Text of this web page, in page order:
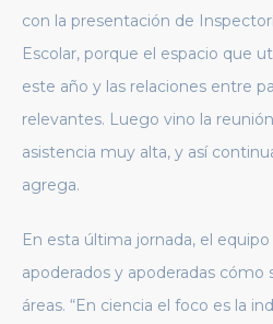
con la presentación de
Escolar, porque el espacio que
este año y las relaciones entre
relevantes. Luego vino la
asistencia muy alta, y así
agrega.
En esta última jornada, el
apoderados y apoderadas cómo
áreas. “En ciencia el foco es la